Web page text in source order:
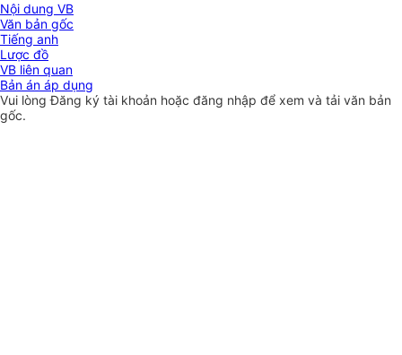
Nội dung VB
Văn bản gốc
Tiếng anh
Lược đồ
VB liên quan
Bản án áp dụng
Vui lòngĐăng ký tài khoản hoặc đăng nhập để xem và tải văn bản
gốc.